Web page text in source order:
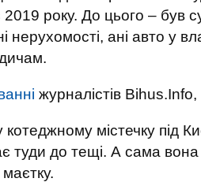
2019 року. До цього – був
ані авто у
журналістів
містечку під
туди до тещі. А сама